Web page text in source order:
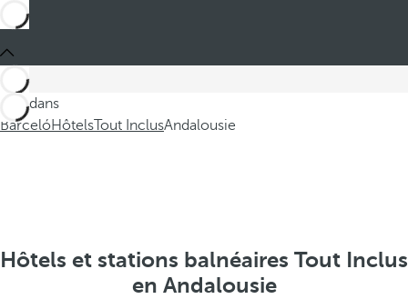
Ces dans
BarcelóHôtelsTout InclusAndalousie
Hôtels et stations balnéaires Tout Inclus
en Andalousie